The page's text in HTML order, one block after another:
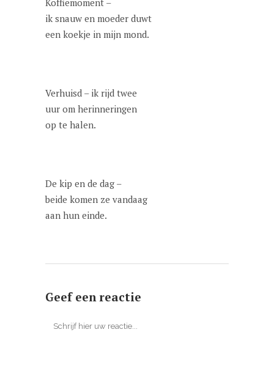
Koffiemoment –
ik snauw en moeder duwt
een koekje in mijn mond.
Verhuisd – ik rijd twee
uur om herinneringen
op te halen.
De kip en de dag –
beide komen ze vandaag
aan hun einde.
Geef een reactie